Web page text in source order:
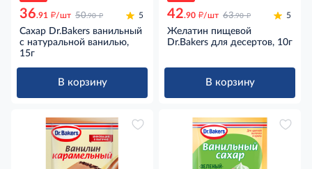
36.91 д/шт 50.90 д 5
Сахар Dr.Bakers ванильный
с натуральной ванилью,
15г
В корзину
42.90 д/шт 63.90 д 5
Желатин пищевой
Dr.Bakers для десертов, 10г
В корзину